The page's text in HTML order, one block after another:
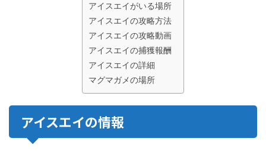
アイスエイがいる場所
アイスエイの攻略方法
アイスエイの攻略動画
アイスエイの捕獲報酬
アイスエイの詳細
マグマガメの場所
アイスエイの情報